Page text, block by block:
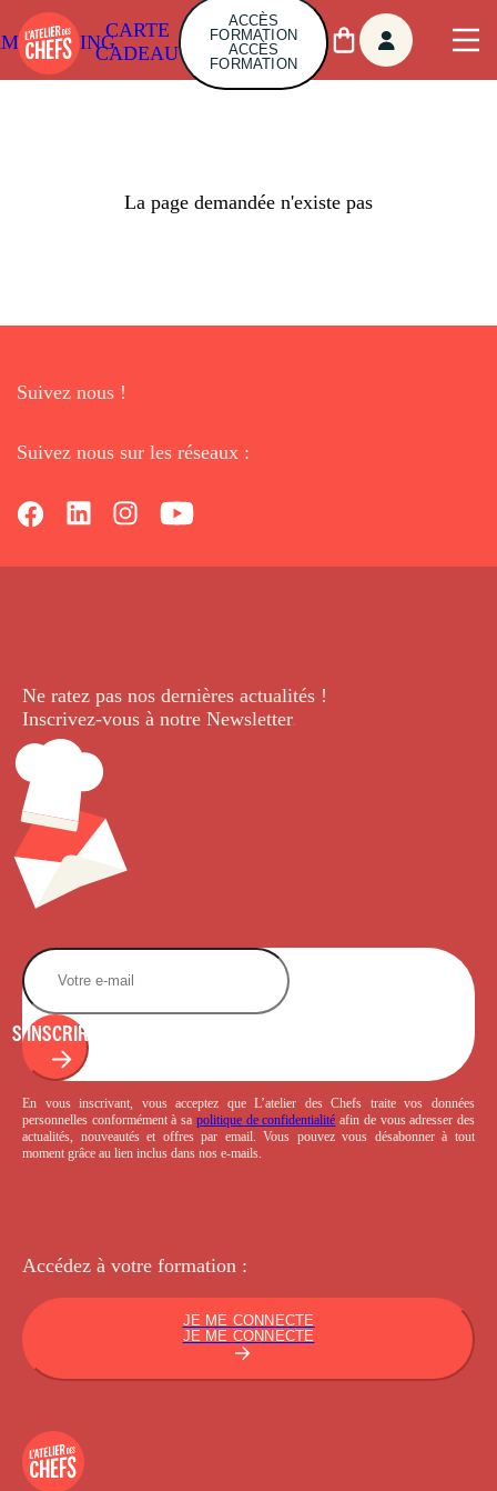
CARTE
CADEAU
ACCÈS
FORMATION
ACCÈS
FORMATION
La page demandée n'existe pas
Suivez nous !
Suivez nous sur les réseaux :
Ne ratez pas nos dernières actualités !
Inscrivez-vous à notre Newsletter.
S'INSCRIRE
En vous inscrivant, vous acceptez que L’atelier des Chefs traite vos données
personnelles conformément à sa politique de confidentialité afin de vous adresser des
actualités, nouveautés et offres par email. Vous pouvez vous désabonner à tout
moment grâce au lien inclus dans nos e-mails.
Accédez à votre formation :
JE ME CONNECTE
JE ME CONNECTE